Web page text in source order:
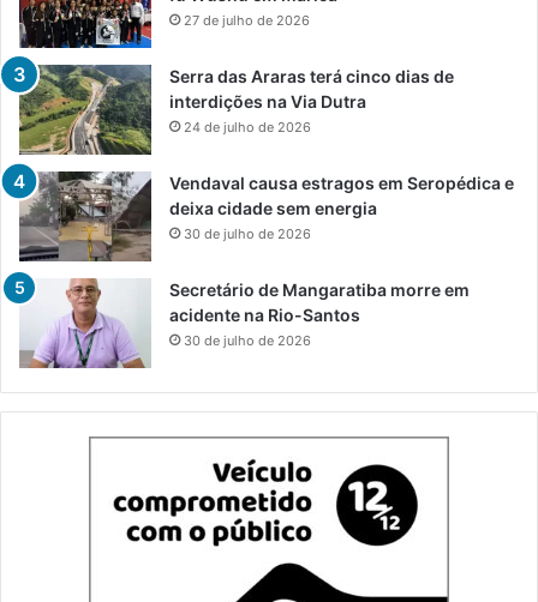
27 de julho de 2026
Serra das Araras terá cinco dias de
interdições na Via Dutra
24 de julho de 2026
Vendaval causa estragos em Seropédica e
deixa cidade sem energia
30 de julho de 2026
Secretário de Mangaratiba morre em
acidente na Rio-Santos
30 de julho de 2026